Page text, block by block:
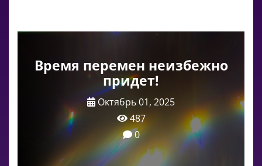
Время перемен неизбежно
придет!
Октябрь 01, 2025
487
0